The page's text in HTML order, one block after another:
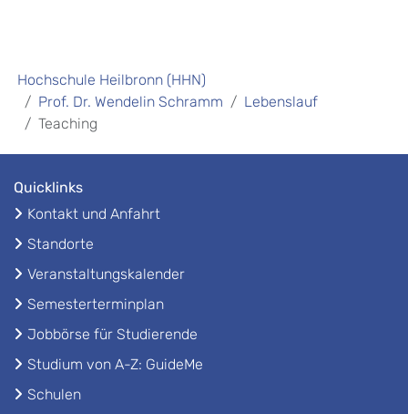
Hochschule Heilbronn (HHN)
Prof. Dr. Wendelin Schramm
Lebenslauf
Teaching
Quicklinks
Kontakt und Anfahrt
Standorte
Veranstaltungskalender
Semesterterminplan
Jobbörse für Studierende
Studium von A-Z: GuideMe
Schulen